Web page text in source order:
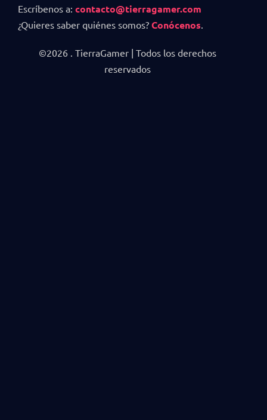
Escríbenos a: contacto@tierragamer.com
¿Quieres saber quiénes somos? Conócenos.
©2026 . TierraGamer | Todos los derechos
reservados